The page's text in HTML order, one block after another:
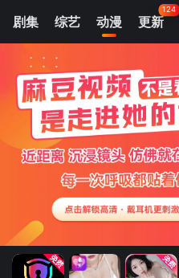
剧集 综艺 动漫 更新
124
凡人修仙传
清空